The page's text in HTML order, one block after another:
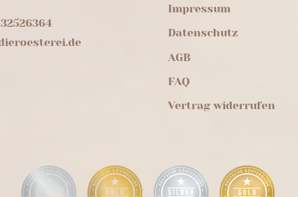
Impressum
Datenschutz
AGB
FAQ
Vertrag widerrufen